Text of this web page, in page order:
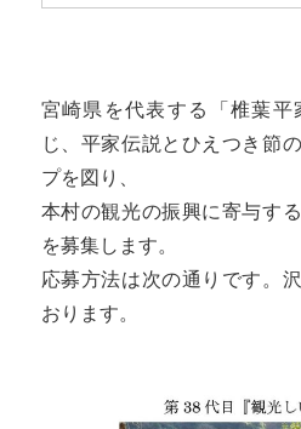
宮崎県を代表する「椎葉平
じ、平家伝説とひえつき節
プを図り、
本村の観光の振興に寄与す
を募集します。
応募方法は次の通りです。
おります。